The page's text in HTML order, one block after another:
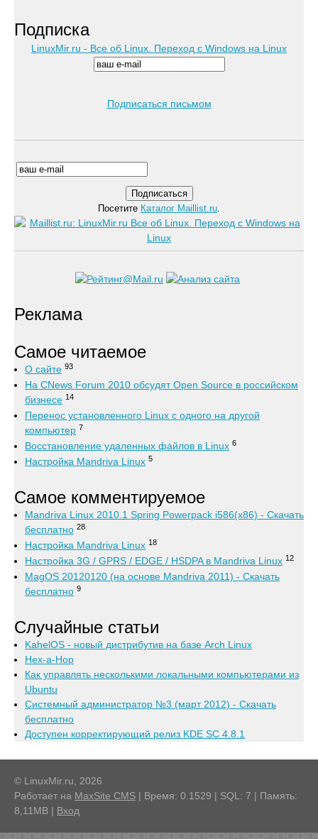
Подписка
LinuxMir.ru - Все об Linux. Переход с Windows на Linux
Подписаться письмом
Посетите Каталог Maillist.ru.
Реклама
Самое читаемое
О сайте 93
На CNews Forum 2010 обсудят Open Source в российском
бизнесе 14
Перенос установленного Linux с одного на другой
компьютер 7
Восстановление удаленных файлов в Linux 6
Настройка Mandriva Linux 5
Самое комментируемое
Mandriva Linux 2010.1 Spring Powerpack i586(x86) - Скачать
бесплатно 28
Настройка Mandriva Linux 18
Настройка 3G / GPRS / EDGE / HSDPA в Mandriva Linux 12
MagOS 20120120 (на основе Mandriva 2011) - Скачать
бесплатно 9
Случайные статьи
KahelOS - новый дистрибутив на базе Arch Linux
Hex-a-Hop
Как управлять несколькими локальными компьютерами из
Ubuntu
Системный администратор №3 (март 2012) - Скачать
бесплатно
Доступен корректирующий релиз KDE SC 4.8.1
© LinuxMir.ru, 2026
Работает на MaxSite CMS | Время: 0.1529 | SQL: 7 | Память:
8,11MB | Вход